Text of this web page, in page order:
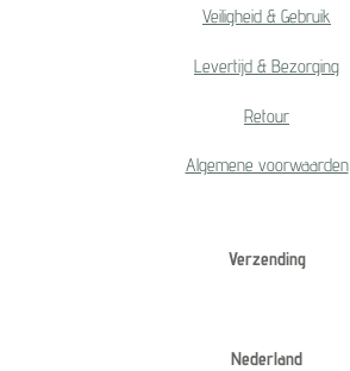
Veiligheid & Gebruik
Levertijd & Bezorging
Retour
Algemene voorwaarden
Verzending
Nederland